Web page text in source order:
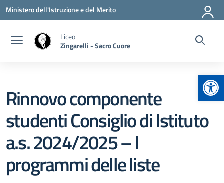
Vai ai contenuti
Vai al menu di navigazione
Vai al footer
Ministero dell'Istruzione e del Merito
Liceo
Zingarelli - Sacro Cuore
Rinnovo componente
studenti Consiglio di Istituto
a.s. 2024/2025 – I
programmi delle liste